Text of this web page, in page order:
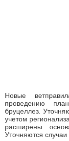
Новые
проведению
бруцеллез.
учетом
расширены
Уточняются